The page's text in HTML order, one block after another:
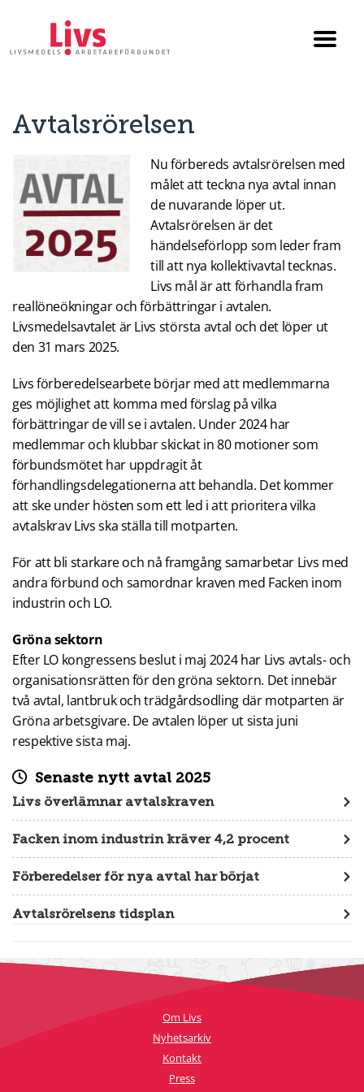
Avtalsrörelsen
Nu förbereds avtalsrörelsen med
målet att teckna nya avtal innan
de nuvarande löper ut.
Avtalsrörelsen är det
händelseförlopp som leder fram
till att nya kollektivavtal tecknas.
Livs mål är att förhandla fram
reallöneökningar och förbättringar i avtalen.
Livsmedelsavtalet är Livs största avtal och det löper ut
den 31 mars 2025.
Livs förberedelsearbete börjar med att medlemmarna
ges möjlighet att komma med förslag på vilka
förbättringar de vill se i avtalen. Under 2024 har
medlemmar och klubbar skickat in 80 motioner som
förbundsmötet har uppdragit åt
förhandlingsdelegationerna att behandla. Det kommer
att ske under hösten som ett led i att prioritera vilka
avtalskrav Livs ska ställa till motparten.
För att bli starkare och nå framgång samarbetar Livs med
andra förbund och samordnar kraven med Facken inom
industrin och LO.
Gröna sektorn
Efter LO kongressens beslut i maj 2024 har Livs avtals- och
organisationsrätten för den gröna sektorn. Det innebär
två avtal, lantbruk och trädgårdsodling där motparten är
Gröna arbetsgivare. De avtalen löper ut sista juni
respektive sista maj.
Senaste nytt avtal 2025
Livs överlämnar avtalskraven
Facken inom industrin kräver 4,2 procent
Förberedelser för nya avtal har börjat
Avtalsrörelsens tidsplan
Om Livs
Nyhetsarkiv
Kontakt
Press